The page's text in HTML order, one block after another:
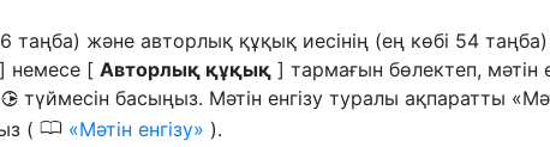
таңба) және авторлық құқық иесінің (ең көбі 54
] немесе [ Авторлық құқық ] тармағын бөлектеп, мәтін
2 түймесін басыңыз. Мәтін енгізу туралы ақпаратты
( 0 Мәтін енгізу ).